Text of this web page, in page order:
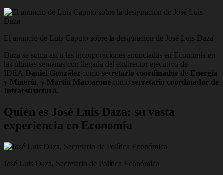
El anuncio de Luis Caputo sobre la designación de José Luis Daza
Daza se suma así a las incorporaciones anunciadas en Economía en
las últimas semanas con llegada del exdirector ejecutivo de
IDEA Daniel González como secretario coordinador de Energía
y Minería, y Martín Maccarone como secretario coordinador de
Infraestructura.
Quién es José Luis Daza: su vasta
experiencia en Economía
José Luis Daza, Secretario de Política Económica